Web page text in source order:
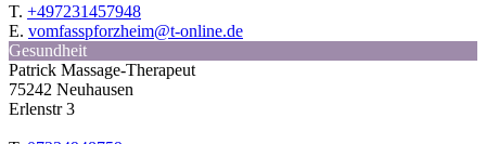
T. +497231457948
E. vomfasspforzheim@t-online.de
Gesundheit
Patrick Massage-Therapeut
75242 Neuhausen
Erlenstr 3